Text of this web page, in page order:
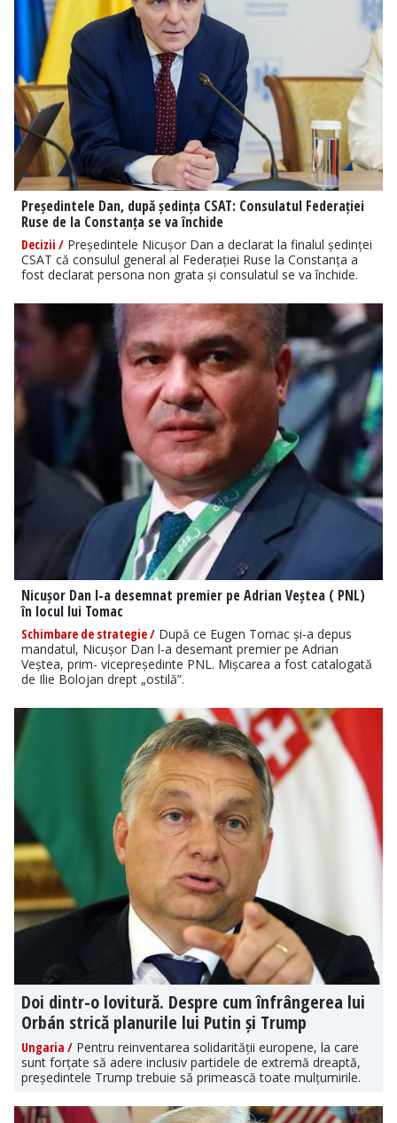
Președintele Dan, după ședința CSAT: Consulatul Federației
Ruse de la Constanța se va închide
Decizii / Președintele Nicușor Dan a declarat la finalul ședinței
CSAT că consulul general al Federației Ruse la Constanța a
fost declarat persona non grata și consulatul se va închide.
Nicușor Dan l-a desemnat premier pe Adrian Veștea ( PNL)
în locul lui Tomac
Schimbare de strategie / După ce Eugen Tomac și-a depus
mandatul, Nicușor Dan l-a desemant premier pe Adrian
Veștea, prim- vicepreședinte PNL. Mișcarea a fost catalogată
de Ilie Bolojan drept „ostilă”.
Doi dintr-o lovitură. Despre cum înfrângerea lui
Orbán strică planurile lui Putin și Trump
Ungaria / Pentru reinventarea solidarității europene, la care
sunt forțate să adere inclusiv partidele de extremă dreaptă,
președintele Trump trebuie să primească toate mulțumirile.